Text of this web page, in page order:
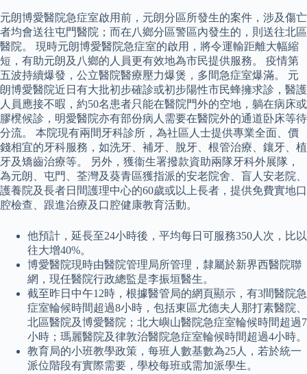
元朗博愛醫院急症室啟用前，元朗分區所發生的案件，涉及傷亡
者均會送往屯門醫院；而在八鄉分區警區內發生的，則送往北區
醫院。 現時元朗博愛醫院急症室的啟用，將令運輸距離大幅縮
短，有助元朗及八鄉的人員更有效地為市民提供服務。 疫情第
五波持續爆發，公立醫院醫療壓力爆煲，多間急症室爆滿。 元
朗博愛醫院近日有大批初步確診或初步陽性市民蜂擁求診，醫護
人員應接不暇，約50名患者只能在醫院門外的空地，躺在病床或
膠櫈候診，明愛醫院亦有部份病人需要在醫院外的通道卧床等待
分流。 本院現有兩間牙科診所，為社區人士提供專業全面、價
錢相宜的牙科服務，如洗牙、補牙、脫牙、根管治療、鑲牙、植
牙及矯齒治療等。 另外，獲衞生署撥款資助兩隊牙科外展隊，
為元朗、屯門、荃灣及葵青區獲指派的安老院舍、盲人安老院、
護養院及長者日間護理中心的60歲或以上長者，提供免費實地口
腔檢查、跟進治療及口腔健康教育活動。
他預計，延長至24小時後，平均每日可服務350人次，比以
往大增40%。
博愛醫院現時由醫院管理局所管理，隸屬於新界西醫院聯
網，現任醫院行政總監是李振垣醫生。
截至昨日中午12時，根據醫管局的網頁顯示，有3間醫院急
症室輪候時間超過8小時，包括東區尤德夫人那打素醫院、
北區醫院及博愛醫院；北大嶼山醫院急症室輪候時間超過7
小時；瑪麗醫院及律敦治醫院急症室輪候時間超過4小時。
教育局的小班教學政策，每班人數基數為25人，若於統一
派位階段有實際需要，學校每班或需加派學生。